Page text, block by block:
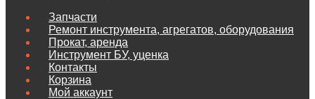
Запчасти
Ремонт инструмента, агрегатов, оборудования
Прокат, аренда
Инструмент БУ, уценка
Контакты
Корзина
Мой аккаунт